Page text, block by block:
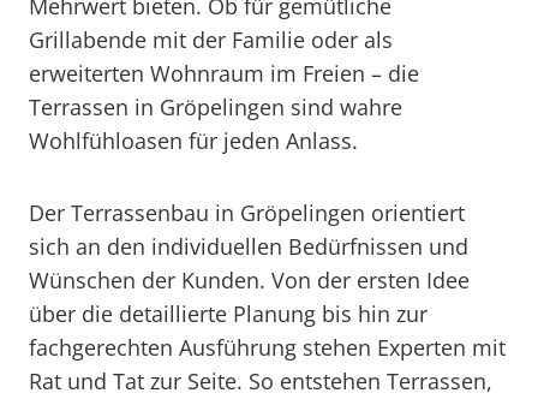
Mehrwert bieten. Ob für gemütliche
Grillabende mit der Familie oder als
erweiterten Wohnraum im Freien – die
Terrassen in Gröpelingen sind wahre
Wohlfühloasen für jeden Anlass.
Der Terrassenbau in Gröpelingen orientiert
sich an den individuellen Bedürfnissen und
Wünschen der Kunden. Von der ersten Idee
über die detaillierte Planung bis hin zur
fachgerechten Ausführung stehen Experten mit
Rat und Tat zur Seite. So entstehen Terrassen,